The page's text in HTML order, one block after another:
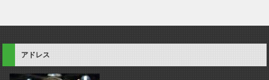
アドレス